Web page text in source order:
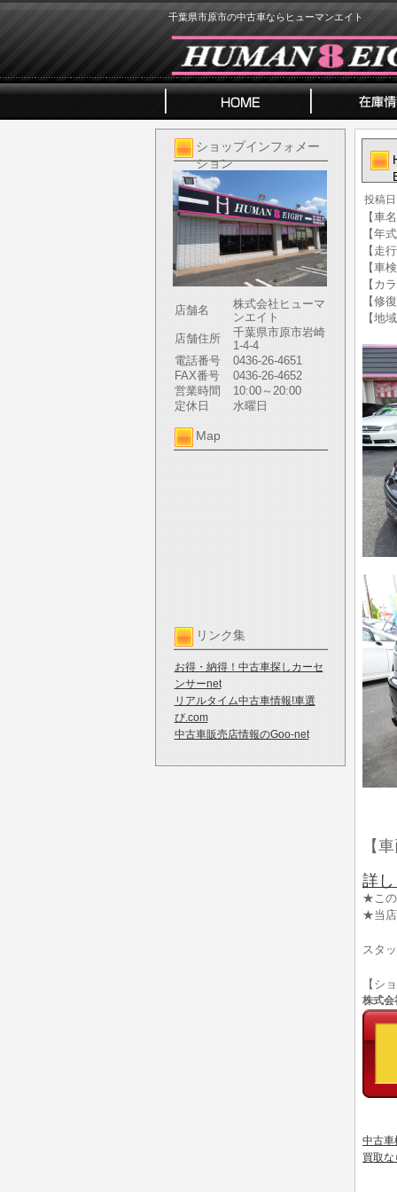
千葉県市原市の中古車ならヒューマンエイト
ショップインフォメー
ション
店舗名
株式会社ヒューマ
ンエイト
店舗住所
千葉県市原市岩崎
1-4-4
電話番号
0436-26-4651
FAX番号
0436-26-4652
営業時間
10:00～20:00
定休日
水曜日
Map
リンク集
お得・納得！中古車探しカーセ
ンサーnet
リアルタイム中古車情報!車選
び.com
中古車販売店情報のGoo-net
投稿日
【車
【年
【走
【車
【カ
【修
【地
【
詳
★この
★当店
スタ
【シ
株式
中古車
買取